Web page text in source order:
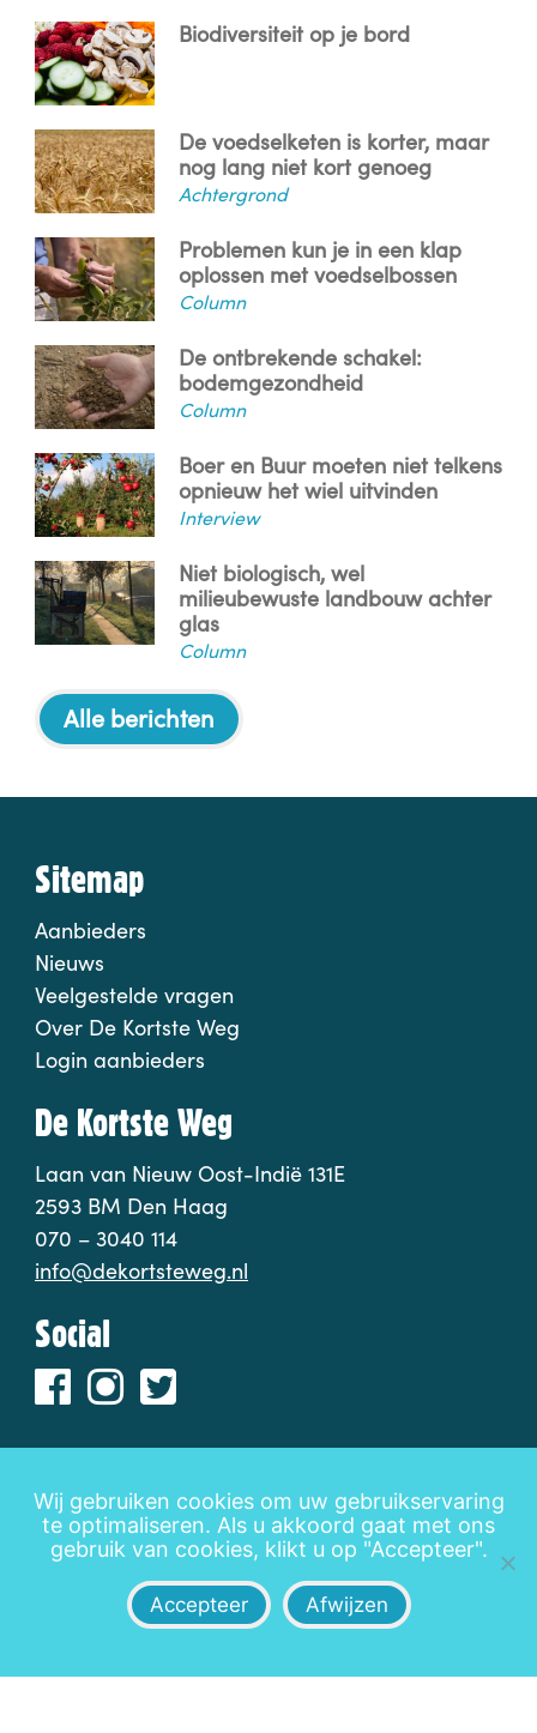
Biodiversiteit op je bord
De voedselketen is korter, maar
nog lang niet kort genoeg
Achtergrond
Problemen kun je in een klap
oplossen met voedselbossen
Column
De ontbrekende schakel:
bodemgezondheid
Column
Boer en Buur moeten niet telkens
opnieuw het wiel uitvinden
Interview
Niet biologisch, wel
milieubewuste landbouw achter
glas
Column
Alle berichten
Sitemap
Aanbieders
Nieuws
Veelgestelde vragen
Over De Kortste Weg
Login aanbieders
De Kortste Weg
Laan van Nieuw Oost-Indië 131E
2593 BM Den Haag
070 – 3040 114
info@dekortsteweg.nl
Social
Disclaimer Privacy Leveringsvoorwaarden
Wij gebruiken cookies om uw gebruikservaring
te optimaliseren. Als u akkoord gaat met ons
gebruik van cookies, klikt u op "Accepteer".
Accepteer Afwijzen